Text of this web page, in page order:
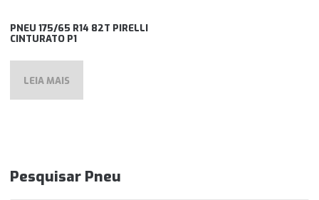
PNEU 175/65 R14 82T PIRELLI
CINTURATO P1
LEIA MAIS
Pesquisar Pneu